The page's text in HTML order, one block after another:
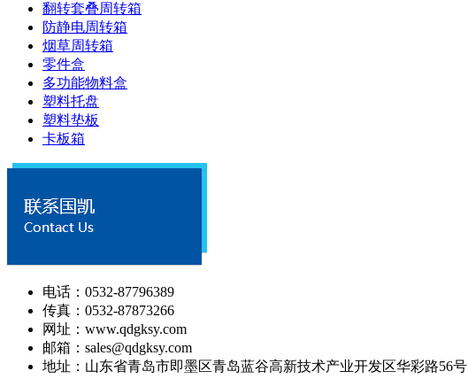
翻转套叠周转箱
防静电周转箱
烟草周转箱
零件盒
多功能物料盒
塑料托盘
塑料垫板
卡板箱
电话：0532-87796389
传真：0532-87873266
网址：www.qdgksy.com
邮箱：sales@qdgksy.com
地址：山东省青岛市即墨区青岛蓝谷高新技术产业开发区华彩路56号